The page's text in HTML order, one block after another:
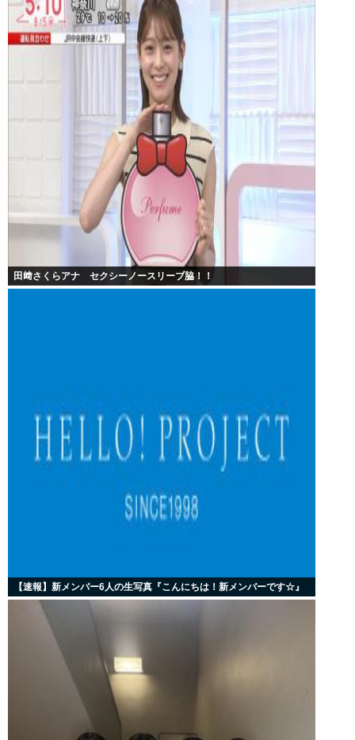
田﨑さくらアナ セクシーノースリーブ脇！！
【速報】新メンバー6人の生写真『こんにちは！新メンバーです☆』